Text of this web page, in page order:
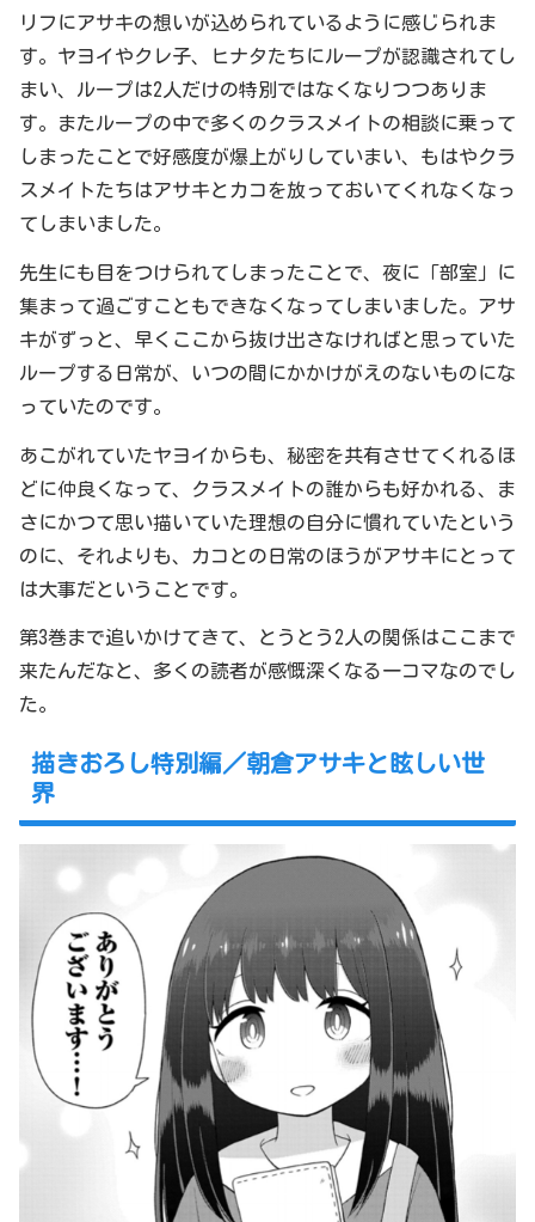
リフにアサキの想いが込められているように感じられま
す。ヤヨイやクレ子、ヒナタたちにループが認識されてし
まい、ループは2人だけの特別ではなくなりつつありま
す。またループの中で多くのクラスメイトの相談に乗って
しまったことで好感度が爆上がりしていまい、もはやクラ
スメイトたちはアサキとカコを放っておいてくれなくなっ
てしまいました。
先生にも目をつけられてしまったことで、夜に「部室」に
集まって過ごすこともできなくなってしまいました。アサ
キがずっと、早くここから抜け出さなければと思っていた
ループする日常が、いつの間にかかけがえのないものにな
っていたのです。
あこがれていたヤヨイからも、秘密を共有させてくれるほ
どに仲良くなって、クラスメイトの誰からも好かれる、ま
さにかつて思い描いていた理想の自分に慣れていたという
のに、それよりも、カコとの日常のほうがアサキにとって
は大事だということです。
第3巻まで追いかけてきて、とうとう2人の関係はここまで
来たんだなと、多くの読者が感慨深くなる一コマなのでし
た。
描きおろし特別編／朝倉アサキと眩しい世
界